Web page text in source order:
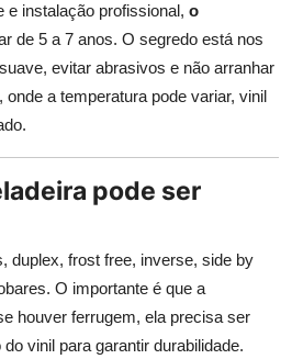
e instalação profissional, o
de 5 a 7 anos. O segredo está nos
evitar abrasivos e não arranhar
a temperatura pode variar, vinil
pode ser
duplex, frost free, inverse, side by
O importante é que a
houver ferrugem, ela precisa ser
vinil para garantir durabilidade.